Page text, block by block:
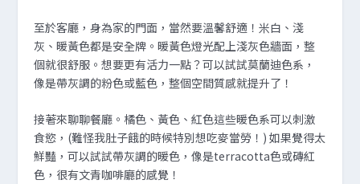
至於客廳，身為家的門面，當然要溫馨舒適！米白、淺
灰、暖黃色都是安全牌。暖黃色燈光配上淺灰色牆面，整
個就很舒服。想要更有活力一點？可以試試莫蘭迪色系，
像是帶灰調的粉色或藍色，整個空間質感就提升了！
接著來聊聊餐廳。橘色、黃色、紅色這些暖色系可以刺激
食慾，(難怪我肚子餓的時候特別想吃麥當勞！) 如果覺得太
鮮豔，可以試試帶灰調的暖色，像是terracotta色或磚紅
色，很有文青咖啡廳的感覺！